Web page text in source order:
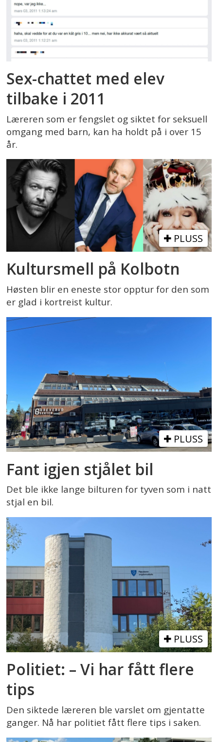
Sex-chattet med elev
tilbake i 2011
Læreren som er fengslet og siktet for seksuell
omgang med barn, kan ha holdt på i over 15
år.
PLUSS
Kultursmell på Kolbotn
Høsten blir en eneste stor opptur for den som
er glad i kortreist kultur.
PLUSS
Fant igjen stjålet bil
Det ble ikke lange bilturen for tyven som i natt
stjal en bil.
PLUSS
Politiet: – Vi har fått flere
tips
Den siktede læreren ble varslet om gjentatte
ganger. Nå har politiet fått flere tips i saken.